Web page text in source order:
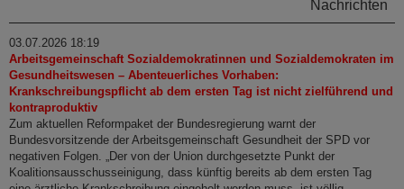
Nachrichten
03.07.2026 18:19
Arbeitsgemeinschaft Sozialdemokratinnen und Sozialdemokraten im
Gesundheitswesen – Abenteuerliches Vorhaben:
Krankschreibungspflicht ab dem ersten Tag ist nicht zielführend und
kontraproduktiv
Zum aktuellen Reformpaket der Bundesregierung warnt der
Bundesvorsitzende der Arbeitsgemeinschaft Gesundheit der SPD vor
negativen Folgen. „Der von der Union durchgesetzte Punkt der
Koalitionsausschusseinigung, dass künftig bereits ab dem ersten Tag